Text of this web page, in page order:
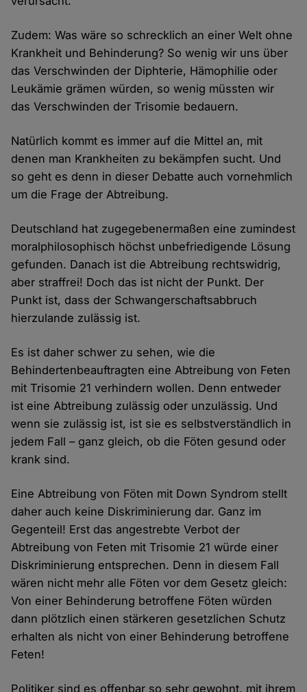
Zudem: Was wäre so schrecklich an einer Welt ohne
Krankheit und Behinderung? So wenig wir uns über
das Verschwinden der Diphterie, Hämophilie oder
Leukämie grämen würden, so wenig müssten wir
das Verschwinden der Trisomie bedauern.
Natürlich kommt es immer auf die Mittel an, mit
denen man Krankheiten zu bekämpfen sucht. Und
so geht es denn in dieser Debatte auch vornehmlich
um die Frage der Abtreibung.
Deutschland hat zugegebenermaßen eine zumindest
moralphilosophisch höchst unbefriedigende Lösung
gefunden. Danach ist die Abtreibung rechtswidrig,
aber straffrei! Doch das ist nicht der Punkt. Der
Punkt ist, dass der Schwangerschaftsabbruch
hierzulande zulässig ist.
Es ist daher schwer zu sehen, wie die
Behindertenbeauftragten eine Abtreibung von Feten
mit Trisomie 21 verhindern wollen. Denn entweder
ist eine Abtreibung zulässig oder unzulässig. Und
wenn sie zulässig ist, ist sie es selbstverständlich in
jedem Fall – ganz gleich, ob die Föten gesund oder
krank sind.
Eine Abtreibung von Föten mit Down Syndrom stellt
daher auch keine Diskriminierung dar. Ganz im
Gegenteil! Erst das angestrebte Verbot der
Abtreibung von Feten mit Trisomie 21 würde einer
Diskriminierung entsprechen. Denn in diesem Fall
wären nicht mehr alle Föten vor dem Gesetz gleich:
Von einer Behinderung betroffene Föten würden
dann plötzlich einen stärkeren gesetzlichen Schutz
erhalten als nicht von einer Behinderung betroffene
Feten!
Politiker sind es offenbar so sehr gewohnt, mit ihrem